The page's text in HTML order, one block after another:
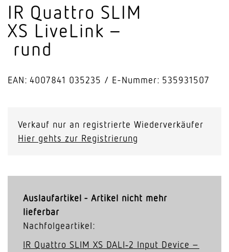
IR Quattro SLIM
XS LiveLink –
rund
EAN: 4007841 035235 E-Nummer: 535931507
Verkauf nur an registrierte Wiederverkäufer
Hier gehts zur Registrierung
Auslaufartikel - Artikel nicht mehr
lieferbar
Nachfolgeartikel:
IR Quattro SLIM XS DALI‑2 Input Device –